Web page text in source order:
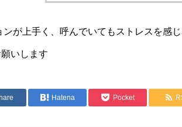
が上手く、呼んでいてもストレスを感
いします
Hatena Pocket